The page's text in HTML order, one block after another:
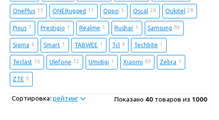
OnePlus 13 ONERugged 11 Oppo 5 Oscal 24 Oukitel 28
Pixus 7 Prestigio 1 Realme 1 Rushar 1 Samsung 86
Sigma 6 Smart 1 TABWEE 1 Tcl 4 Techbite 1
Teclast 16 Ulefone 12 Umidigi 1 Xiaomi 69 Zebra 1
ZTE 6
Сортировка: рейтинг Показано 40 товаров из 1000